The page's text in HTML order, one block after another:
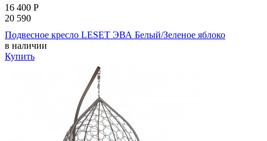
16 400 Р
20 590
Подвесное кресло LESET ЭВА Белый/Зеленое яблоко
в наличии
Купить